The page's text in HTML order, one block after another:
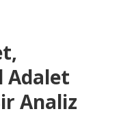
Adalet
Analiz